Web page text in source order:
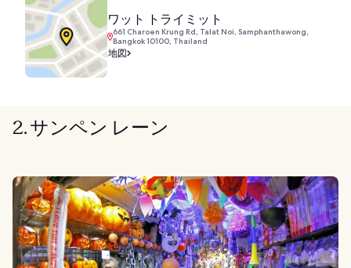
ワット トライミット
661 Charoen Krung Rd, Talat Noi, Samphanthawong,
Bangkok 10100, Thailand
地図
2. サンペン レーン